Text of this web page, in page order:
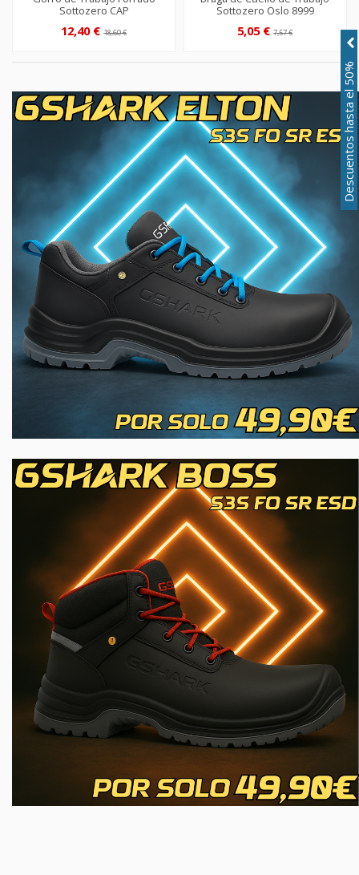
Sottozero CAP
12,40 €18,60 €
Sottozero Oslo 8999
5,05 €7,57 €
Descuentos hasta el 50%